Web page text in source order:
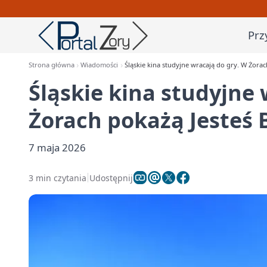
Strona główna Wiadomości Śląskie kina studyjne wracają do gry. W
Śląskie kina studyjne
Żorach pokażą Jesteś
7 maja 2026
3 min czytania Udostępnij